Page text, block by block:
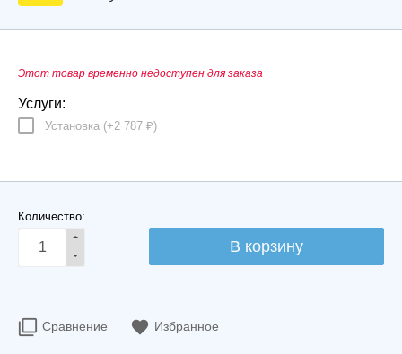
Этот товар временно недоступен для заказа
Услуги:
Установка (+2 787 ₽)
Количество:
Сравнение Избранное